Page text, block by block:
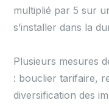
multiplié par 5 sur
s’installer dans la
Plusieurs mesures
: bouclier tarifaire,
diversification des